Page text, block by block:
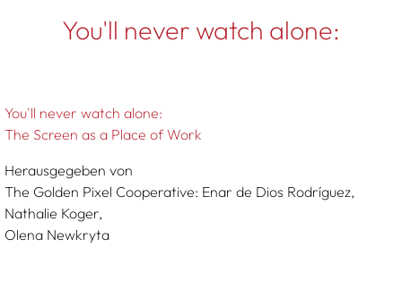
You'll never watch alone:
You'll never watch alone:
The Screen as a Place of Work
Herausgegeben von
The Golden Pixel Cooperative: Enar de Dios Rodríguez,
Nathalie Koger,
Olena Newkryta